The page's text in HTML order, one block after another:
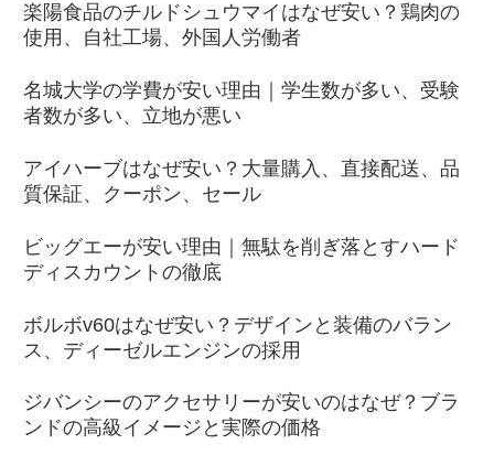
楽陽食品のチルドシュウマイはなぜ安い？鶏肉の
使用、自社工場、外国人労働者
名城大学の学費が安い理由｜学生数が多い、受験
者数が多い、立地が悪い
アイハーブはなぜ安い？大量購入、直接配送、品
質保証、クーポン、セール
ビッグエーが安い理由｜無駄を削ぎ落とすハード
ディスカウントの徹底
ボルボv60はなぜ安い？デザインと装備のバラン
ス、ディーゼルエンジンの採用
ジバンシーのアクセサリーが安いのはなぜ？ブラ
ンドの高級イメージと実際の価格